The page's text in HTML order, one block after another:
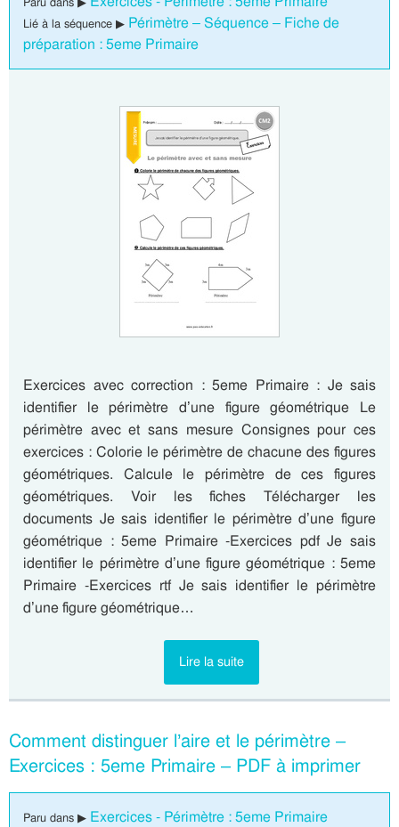
Lié à la séquence ▶ Périmètre – Séquence – Fiche de
préparation : 5eme Primaire
Exercices avec correction : 5eme Primaire : Je sais
identifier le périmètre d’une figure géométrique Le
périmètre avec et sans mesure Consignes pour ces
exercices : Colorie le périmètre de chacune des figures
géométriques. Calcule le périmètre de ces figures
géométriques. Voir les fiches Télécharger les
documents Je sais identifier le périmètre d’une figure
géométrique : 5eme Primaire -Exercices pdf Je sais
identifier le périmètre d’une figure géométrique : 5eme
Primaire -Exercices rtf Je sais identifier le périmètre
d’une figure géométrique…
Lire la suite
Comment distinguer l’aire et le périmètre –
Exercices : 5eme Primaire – PDF à imprimer
Paru dans ▶ Exercices - Périmètre : 5eme Primaire